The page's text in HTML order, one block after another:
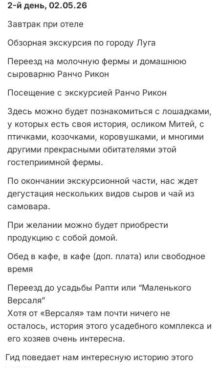
2-й день, 02.05.26
Завтрак при отеле
Обзорная экскурсия по городу Луга
Переезд на молочную фермы и домашнюю
сыроварню Ранчо Рикон
Посещение с экскурсией Ранчо Рикон
Здесь можно будет познакомиться с лошадками,
у которых есть своя история, осликом Митей, с
птичками, козочками, коровушками, и многими
другими прекрасными обитателями этой
гостеприимной фермы.
По окончании экскурсионной части, нас ждет
дегустация нескольких видов сыров и чай из
самовара.
При желании можно будет приобрести
продукцию с собой домой.
Обед в кафе, в кафе (доп. плата) или свободное
время
Переезд до усадьбы Рапти или “Маленького
Версаля”
Хотя от «Версаля» там почти ничего не
осталось, история этого усадебного комплекса и
его хозяев очень интересна.
Гид поведает нам интересную историю этого